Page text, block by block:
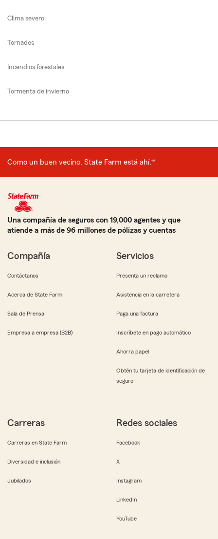
Clima severo
Tornados
Incendios forestales
Tormenta de invierno
Como un buen vecino, State Farm está ahí.®
Una compañía de seguros con 19,000 agentes y que
atiende a más de 96 millones de pólizas y cuentas
Compañía
Contáctanos
Acerca de State Farm
Sala de Prensa
Empresa a empresa (B2B)
Servicios
Presenta un reclamo
Asistencia en la carretera
Paga una factura
Inscríbete en pago automático
Ahorra papel
Obtén tu tarjeta de identificación de
seguro
Carreras
Carreras en State Farm
Diversidad e inclusión
Jubilados
Redes sociales
Facebook
X
Instagram
LinkedIn
YouTube